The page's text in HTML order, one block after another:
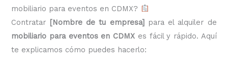
mobiliario para eventos en CDMX?
Contratar [Nombre de tu empresa]para el alquiler de
mobiliario para eventos en CDMX es fácil y rápido. Aquí
te explicamos cómo puedes hacerlo: